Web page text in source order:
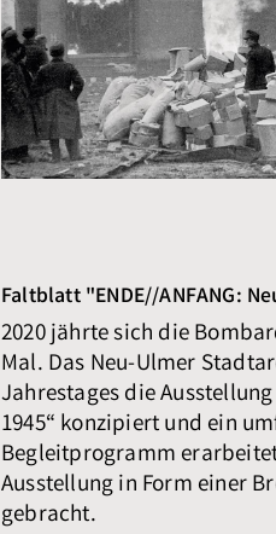
Faltblatt "ENDE//ANFANG:
2020 jährte sich die
Mal. Das Neu-Ulmer
Jahrestages die
1945“ konzipiert und ein
Begleitprogramm
Ausstellung in Form einer
gebracht.